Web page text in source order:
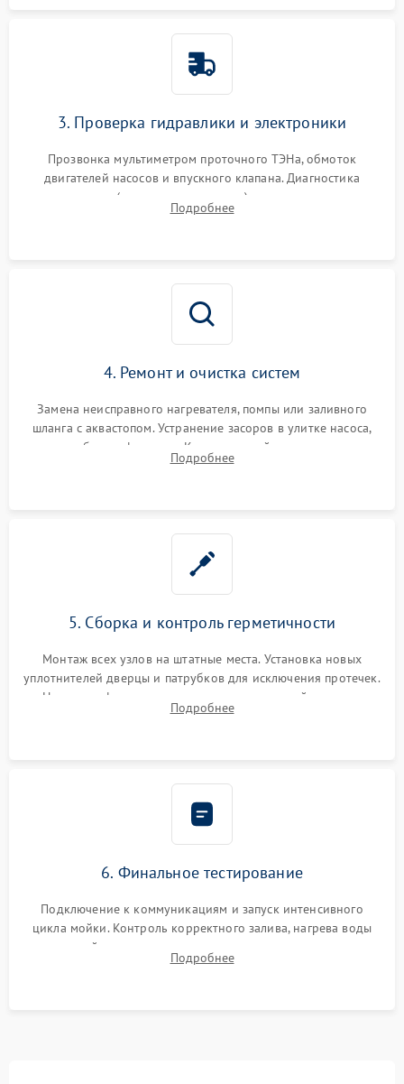
3. Проверка гидравлики и электроники
Прозвонка мультиметром проточного ТЭНа, обмоток
двигателей насосов и впускного клапана. Диагностика
прессостата (датчика уровня воды), датчика мутности,
концевика дверцы и электронного модуля управления.
Подробнее
4. Ремонт и очистка систем
Замена неисправного нагревателя, помпы или заливного
шланга с аквастопом. Устранение засоров в улитке насоса,
патрубках и фильтрах. Компонентный ремонт платы
управления, восстановление поврежденной проводки.
Подробнее
5. Сборка и контроль герметичности
Монтаж всех узлов на штатные места. Установка новых
уплотнителей дверцы и патрубков для исключения протечек.
Надежная фиксация хомутов гидравлической системы,
сборка корпуса и установка датчика поплавка.
Подробнее
6. Финальное тестирование
Подключение к коммуникациям и запуск интенсивного
цикла мойки. Контроль корректного залива, нагрева воды
до нужной температуры, отсутствия посторонних шумов,
штатного слива и абсолютной сухости в поддоне.
Подробнее